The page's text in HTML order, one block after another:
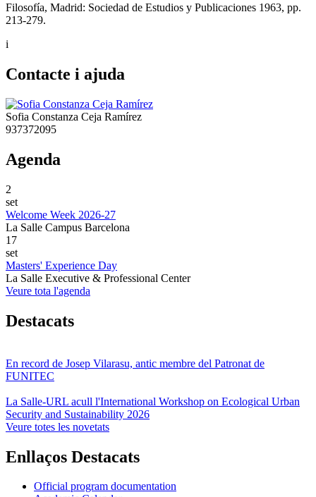
Filosofía, Madrid: Sociedad de Estudios y Publicaciones 1963, pp.
213-279.
i
Contacte i ajuda
Sofia Constanza Ceja Ramírez
937372095
Agenda
2
set
Welcome Week 2026-27
La Salle Campus Barcelona
17
set
Masters' Experience Day
La Salle Executive & Professional Center
Veure tota l'agenda
Destacats
En record de Josep Vilarasu, antic membre del Patronat de
FUNITEC
La Salle-URL acull l'International Workshop on Ecological Urban
Security and Sustainability 2026
Veure totes les novetats
Enllaços Destacats
Official program documentation